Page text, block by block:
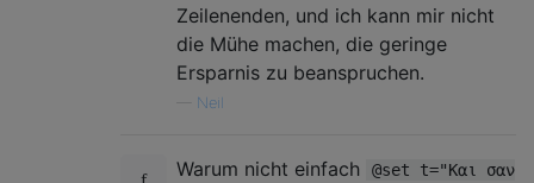
Zeilenenden, und ich kann mir nicht
die Mühe machen, die geringe
Ersparnis zu beanspruchen.
Neil
Warum nicht einfach
@set t="Και σαν